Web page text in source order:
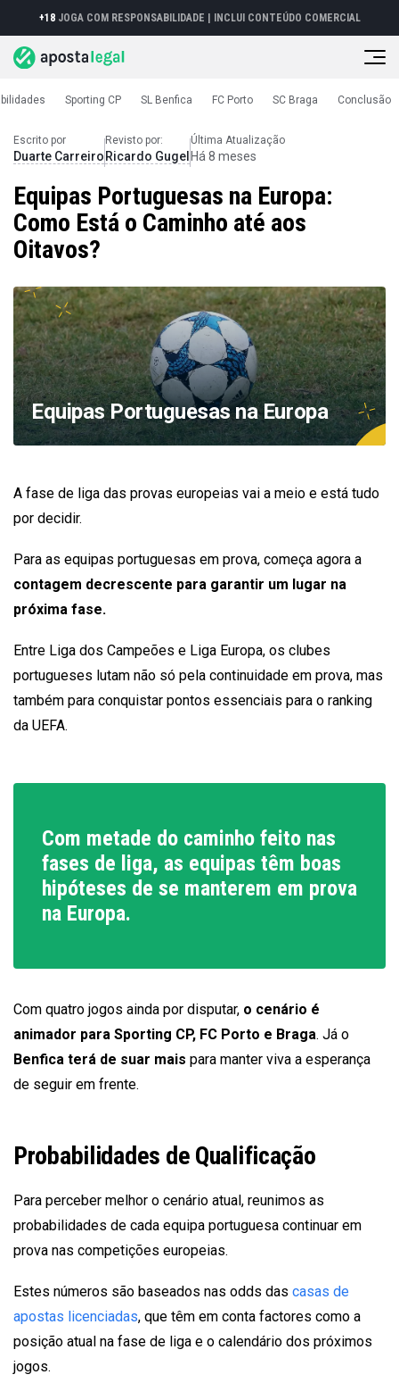
+18JOGA COM RESPONSABILIDADE | INCLUI CONTEÚDO COMERCIAL
Sporting CP SL Benfica FC Porto SC Braga Conclusão
Investigação Equipas Portuguesas na Europa
Escrito por
Duarte Carreiro
Revisto por:
Ricardo Gugel
Última Atualização
Há 8 meses
Equipas Portuguesas na Europa:
Como Está o Caminho até aos
Oitavos?
Equipas Portuguesas na Europa
A fase de liga das provas europeias vai a meio e está tudo
por decidir.
Para as equipas portuguesas em prova, começa agora a
contagem decrescente para garantir um lugar na
próxima fase.
Entre Liga dos Campeões e Liga Europa, os clubes
portugueses lutam não só pela continuidade em prova, mas
também para conquistar pontos essenciais para o ranking
da UEFA.
Com metade do caminho feito nas
fases de liga, as equipas têm boas
hipóteses de se manterem em prova
na Europa.
Com quatro jogos ainda por disputar, o cenário é
animador para Sporting CP, FC Porto e Braga. Já o
Benfica terá de suar mais para manter viva a esperança
de seguir em frente.
Probabilidades de Qualificação
Para perceber melhor o cenário atual, reunimos as
probabilidades de cada equipa portuguesa continuar em
prova nas competições europeias.
Estes números são baseados nas odds das casas de
apostas licenciadas, que têm em conta factores como a
posição atual na fase de liga e o calendário dos próximos
jogos.